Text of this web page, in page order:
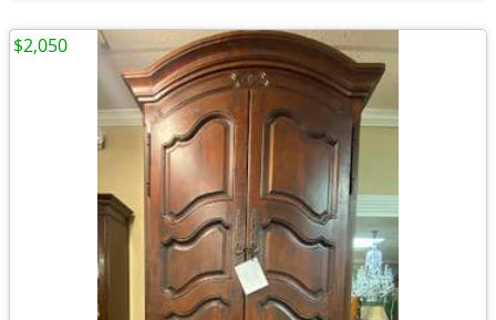
$2,050